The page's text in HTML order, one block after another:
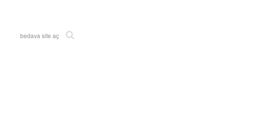
bedava site aç